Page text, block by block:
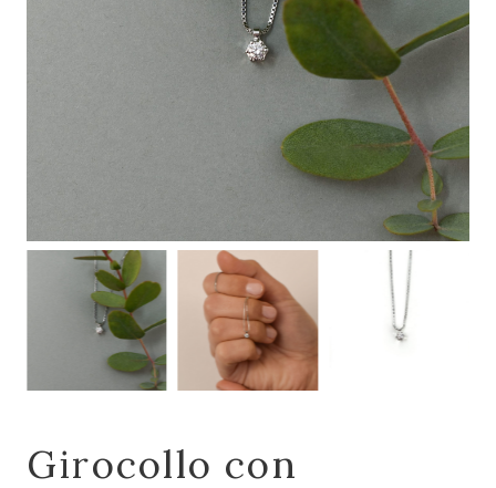
Girocollo con